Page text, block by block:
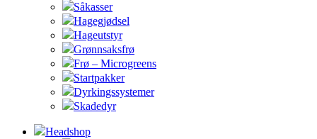
Såkasser
Hagegjødsel
Hageutstyr
Grønnsaksfrø
Frø – Microgreens
Startpakker
Dyrkingssystemer
Skadedyr
Headshop